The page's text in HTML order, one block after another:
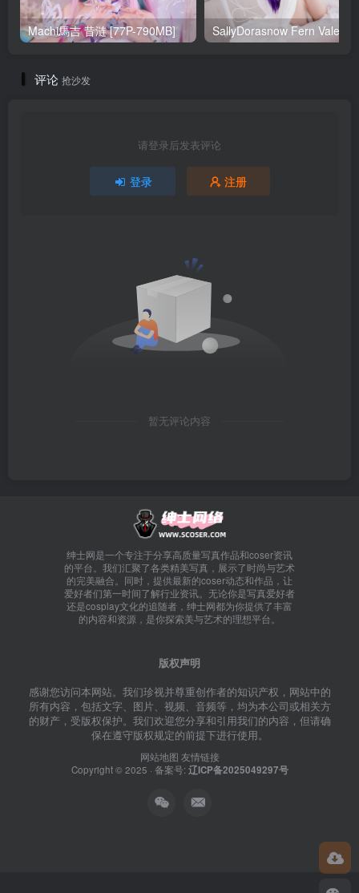
Machi馬吉 昔涟 [77P-790MB]
评论 抢沙发
请登录后发表评论
登录 注册
暂无评论内容
绅士网是一个专注于分享高质量写真作品和coser资讯
的平台。我们汇聚了各类精美写真，展示了时尚与艺术
的完美融合。同时，提供最新的coser动态和作品，让
爱好者们第一时间了解行业资讯。无论你是写真爱好者
还是cosplay文化的追随者，绅士网都为你提供了丰富
的内容和资源，是你探索美与艺术的理想平台。
版权声明
感谢您访问本网站。我们珍视并尊重创作者的知识产权，网站中的
所有内容，包括文字、图片、视频、音频等，均为本公司或相关方
的财产，受版权保护。我们欢迎您分享和引用我们的内容，但请确
保在遵守版权规定的前提下进行使用。
网站地图 友情链接
Copyright © 2025 · 备案号: 辽ICP备2025049297号